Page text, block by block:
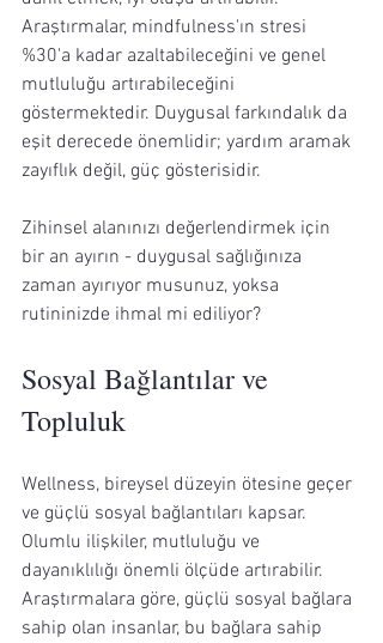
Araştırmalar, mindfulness'ın stresi
%30'a kadar azaltabileceğini ve genel
mutluluğu artırabileceğini
göstermektedir. Duygusal farkındalık da
eşit derecede önemlidir; yardım aramak
zayıflık değil, güç gösterisidir.
Zihinsel alanınızı değerlendirmek için
bir an ayırın - duygusal sağlığınıza
zaman ayırıyor musunuz, yoksa
rutininizde ihmal mi ediliyor?
Sosyal Bağlantılar ve
Topluluk
Wellness, bireysel düzeyin ötesine geçer
ve güçlü sosyal bağlantıları kapsar.
Olumlu ilişkiler, mutluluğu ve
dayanıklılığı önemli ölçüde artırabilir.
Araştırmalara göre, güçlü sosyal bağlara
sahip olan insanlar, bu bağlara sahip